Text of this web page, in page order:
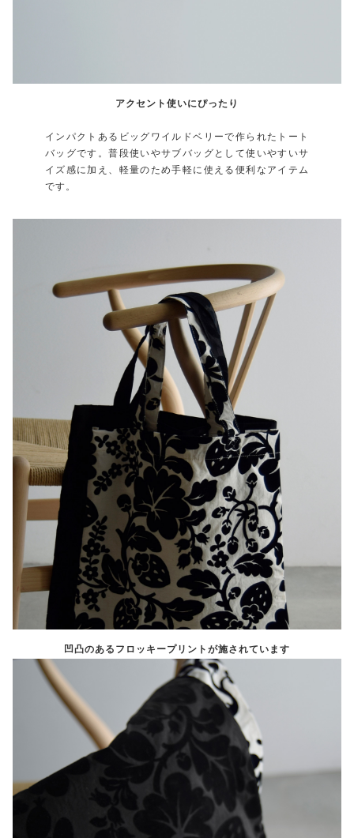
アクセント使いにぴったり
インパクトあるビッグワイルドベリーで作られたトート
バッグです。普段使いやサブバッグとして使いやすいサ
イズ感に加え、軽量のため手軽に使える便利なアイテム
です。
凹凸のあるフロッキープリントが施されています